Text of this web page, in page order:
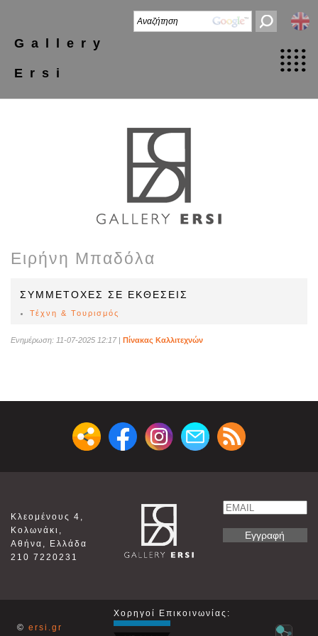
Gallery
Ersi
Ειρήνη Μπαδόλα
ΣΥΜΜΕΤΟΧΕΣ ΣΕ ΕΚΘΕΣΕΙΣ
Τέχνη & Τουρισμός
Ενημέρωση: 11-07-2025 12:17| Πίνακας Καλλιτεχνών
Κλεομένους 4,
Κολωνάκι,
Αθήνα, Ελλάδα
210 7220231
Email
© ersi.gr
Χορηγοί Επικοινωνίας: